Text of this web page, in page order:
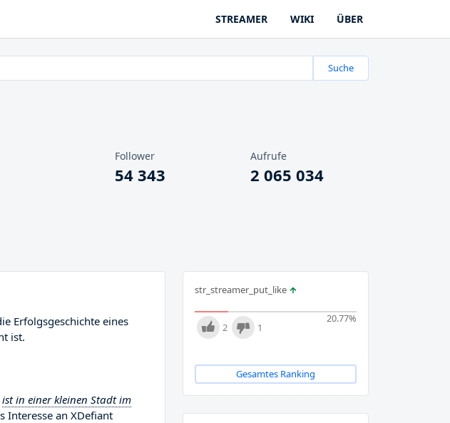
STREAMER WIKI ÜBER
Suche
Follower
54 343
Aufrufe
2 065 034
Erfolgsgeschichte eines
ist.
ist in einer kleinen Stadt im
Interesse an XDefiant
str_streamer_put_like
20.77%
2 1
Gesamtes Ranking